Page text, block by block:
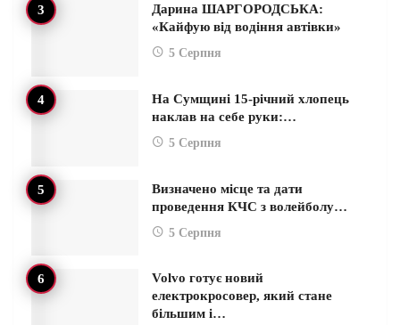
Дарина ШАРГОРОДСЬКА:
«Кайфую від водіння автівки»
5 Серпня
На Сумщині 15-річний хлопець
наклав на себе руки:…
5 Серпня
Визначено місце та дати
проведення КЧС з волейболу…
5 Серпня
Volvo готує новий
електрокросовер, який стане
більшим і…